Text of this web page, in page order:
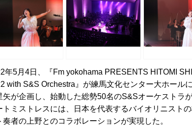
年5月4日、『Fm yokohama PRESENTS HITOMI
with S&S Orchestra』が練馬文化センター大ホール
矢が企画し、始動した総勢50名のS&Sオーケストラ
トミストレスには、日本を代表するバイオリニスト
奏者の上野とのコラボレーションが実現した。